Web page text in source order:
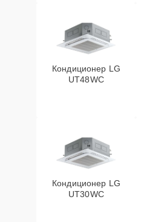
Кондиционер LG
UT48WC
Кондиционер LG
UT30WC